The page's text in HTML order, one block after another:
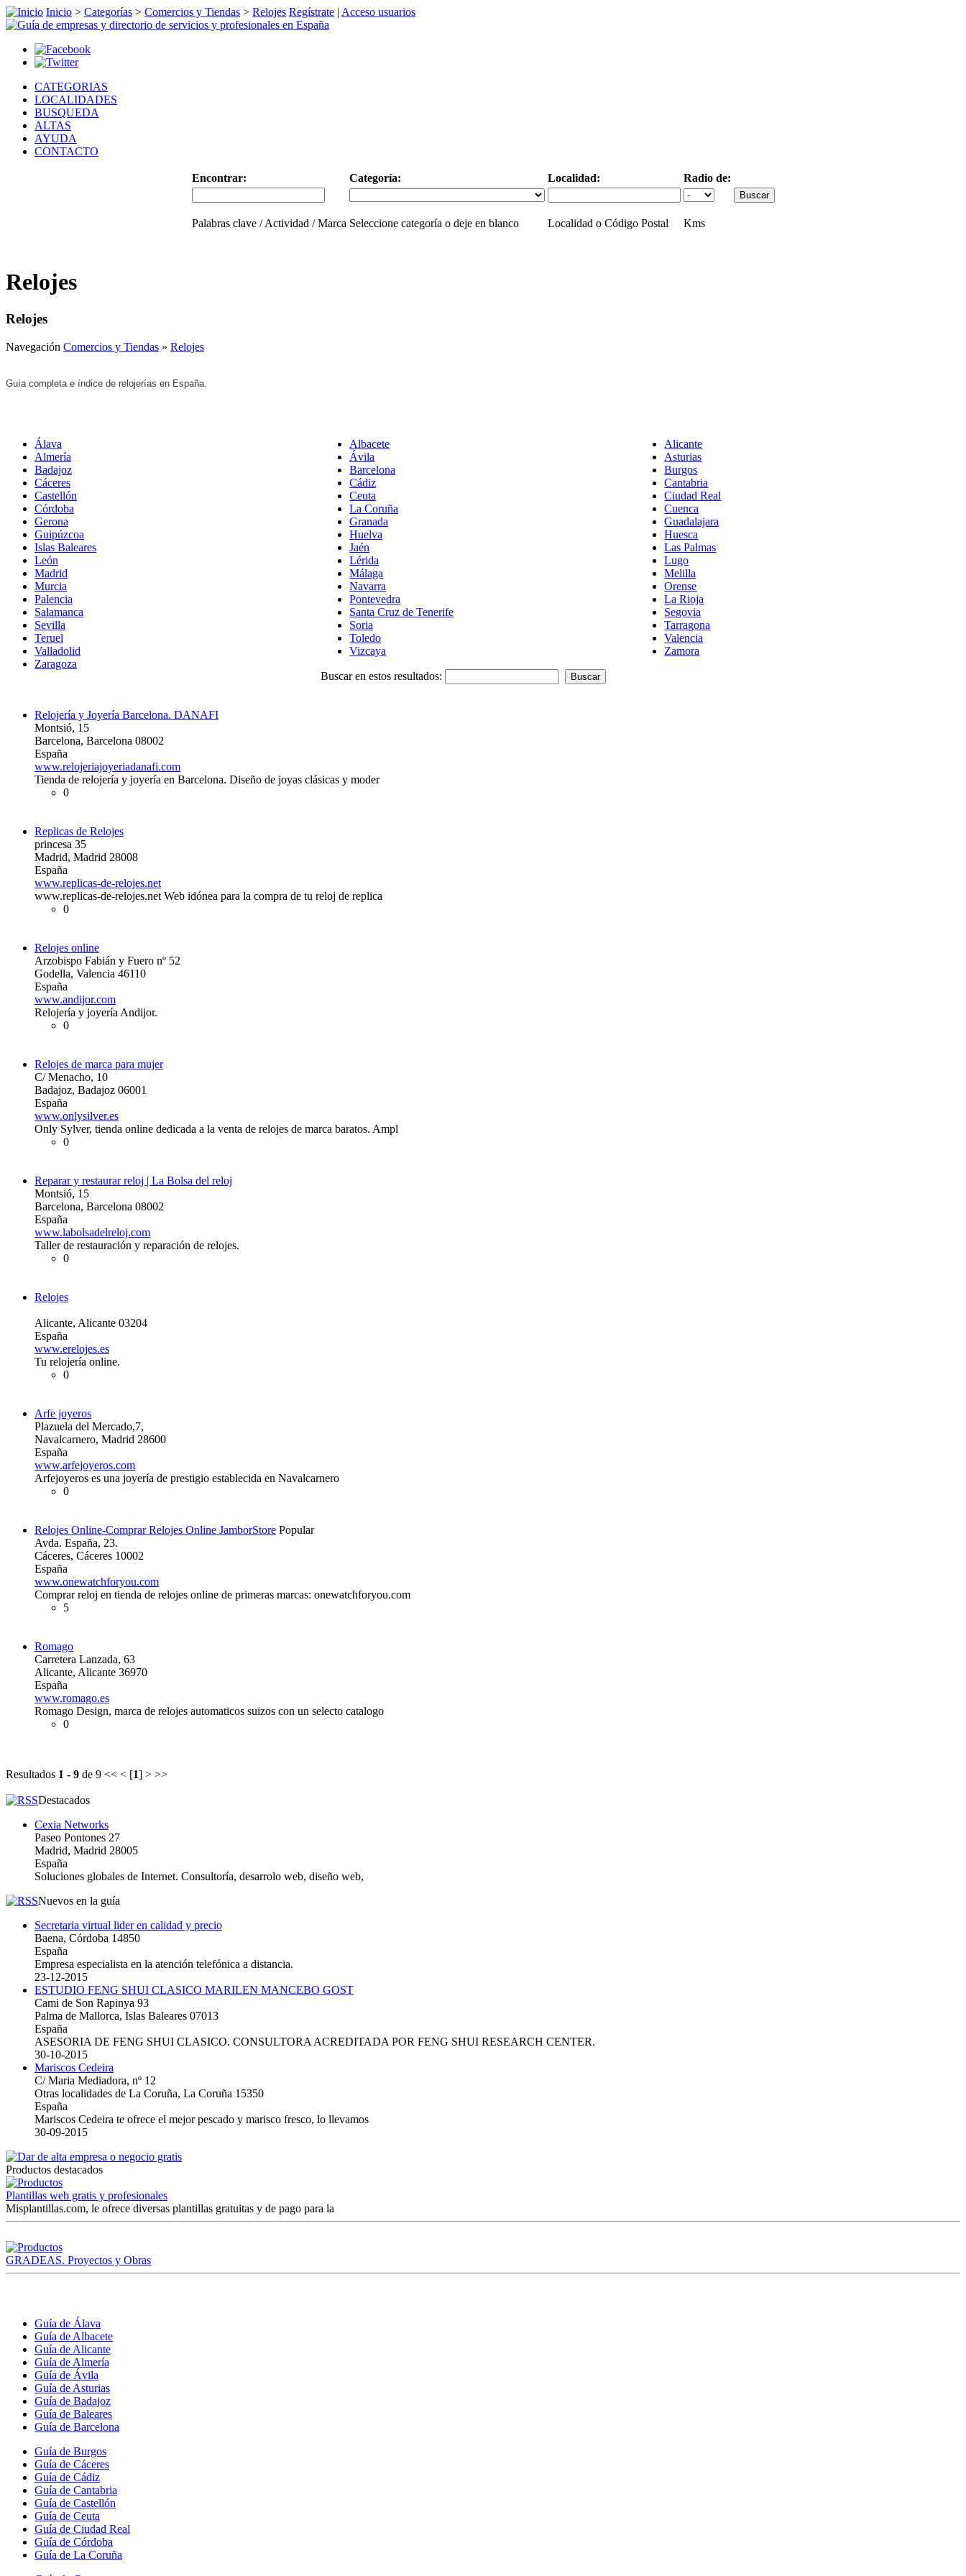
Inicio > Categorías > Comercios y Tiendas > Relojes Regístrate | Acceso usuarios
CATEGORIAS
LOCALIDADES
BUSQUEDA
ALTAS
AYUDA
CONTACTO
Encontrar: Categoría: Localidad: Radio de:
Palabras clave / Actividad / Marca Seleccione categoría o deje en blanco Localidad o Código Postal Kms
Relojes
Relojes
Navegación Comercios y Tiendas » Relojes
Guía completa e índice de relojerías en España.
Álava
Almería
Badajoz
Cáceres
Castellón
Córdoba
Gerona
Guipúzcoa
Islas Baleares
León
Madrid
Murcia
Palencia
Salamanca
Sevilla
Teruel
Valladolid
Zaragoza
Albacete
Ávila
Barcelona
Cádiz
Ceuta
La Coruña
Granada
Huelva
Jaén
Lérida
Málaga
Navarra
Pontevedra
Santa Cruz de Tenerife
Soria
Toledo
Vizcaya
Alicante
Asturias
Burgos
Cantabria
Ciudad Real
Cuenca
Guadalajara
Huesca
Las Palmas
Lugo
Melilla
Orense
La Rioja
Segovia
Tarragona
Valencia
Zamora
Buscar en estos resultados:
Relojería y Joyería Barcelona. DANAFI
Montsió, 15
Barcelona, Barcelona 08002
España
www.relojeriajoyeriadanafi.com
Tienda de relojería y joyería en Barcelona. Diseño de joyas clásicas y moder
0
Replicas de Relojes
princesa 35
Madrid, Madrid 28008
España
www.replicas-de-relojes.net
www.replicas-de-relojes.net Web idónea para la compra de tu reloj de replica
0
Relojes online
Arzobispo Fabián y Fuero nº 52
Godella, Valencia 46110
España
www.andijor.com
Relojería y joyería Andijor.
0
Relojes de marca para mujer
C/ Menacho, 10
Badajoz, Badajoz 06001
España
www.onlysilver.es
Only Sylver, tienda online dedicada a la venta de relojes de marca baratos. Ampl
0
Reparar y restaurar reloj | La Bolsa del reloj
Montsió, 15
Barcelona, Barcelona 08002
España
www.labolsadelreloj.com
Taller de restauración y reparación de relojes.
0
Relojes
Alicante, Alicante 03204
España
www.erelojes.es
Tu relojería online.
0
Arfe joyeros
Plazuela del Mercado,7,
Navalcarnero, Madrid 28600
España
www.arfejoyeros.com
Arfejoyeros es una joyería de prestigio establecida en Navalcarnero
0
Relojes Online-Comprar Relojes Online JamborStore Popular
Avda. España, 23.
Cáceres, Cáceres 10002
España
www.onewatchforyou.com
Comprar reloj en tienda de relojes online de primeras marcas: onewatchforyou.com
5
Romago
Carretera Lanzada, 63
Alicante, Alicante 36970
España
www.romago.es
Romago Design, marca de relojes automaticos suizos con un selecto catalogo
0
Resultados 1 - 9 de 9 << < [1] > >>
Destacados
Cexia Networks
Paseo Pontones 27
Madrid, Madrid 28005
España
Soluciones globales de Internet. Consultoría, desarrolo web, diseño web,
Nuevos en la guía
Secretaria virtual lider en calidad y precio
Baena, Córdoba 14850
España
Empresa especialista en la atención telefónica a distancia.
23-12-2015
ESTUDIO FENG SHUI CLASICO MARILEN MANCEBO GOST
Cami de Son Rapinya 93
Palma de Mallorca, Islas Baleares 07013
España
ASESORIA DE FENG SHUI CLASICO. CONSULTORA ACREDITADA POR FENG SHUI RESEARCH CENTER.
30-10-2015
Mariscos Cedeira
C/ Maria Mediadora, nº 12
Otras localidades de La Coruña, La Coruña 15350
España
Mariscos Cedeira te ofrece el mejor pescado y marisco fresco, lo llevamos
30-09-2015
Productos destacados
Plantillas web gratis y profesionales
Misplantillas.com, le ofrece diversas plantillas gratuitas y de pago para la
GRADEAS. Proyectos y Obras
Guía de Álava
Guía de Albacete
Guía de Alicante
Guía de Almería
Guía de Ávila
Guía de Asturias
Guía de Badajoz
Guía de Baleares
Guía de Barcelona
Guía de Burgos
Guía de Cáceres
Guía de Cádiz
Guía de Cantabria
Guía de Castellón
Guía de Ceuta
Guía de Ciudad Real
Guía de Córdoba
Guía de La Coruña